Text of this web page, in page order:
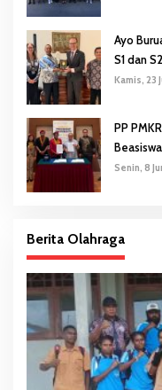
Ayo
Kamis, 23
PP
Senin, 8
Berita Olahraga